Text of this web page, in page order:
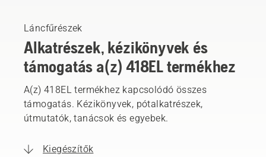
Láncfűrészek
Alkatrészek, kézikönyvek és
támogatás a(z) 418EL termékhez
A(z) 418EL termékhez kapcsolódó összes
támogatás. Kézikönyvek, pótalkatrészek,
útmutatók, tanácsok és egyebek.
Kiegészítők